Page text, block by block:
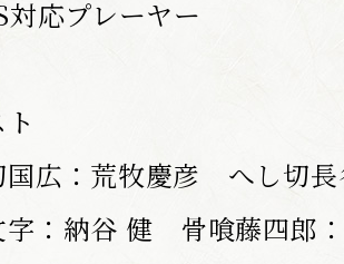
応プレーヤー
国広：荒牧慶彦 へし切
字：納谷 健 骨喰藤四郎